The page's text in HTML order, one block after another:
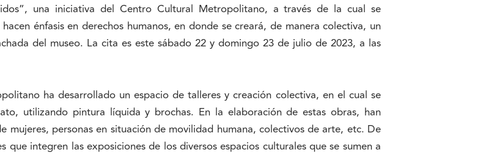
una iniciativa del Centro Cultural Metropolitano, a través de la cual se
énfasis en derechos humanos, en donde se creará, de manera colectiva, un
del museo. La cita es este sábado 22 y domingo 23 de julio de 2023, a las
ha desarrollado un espacio de talleres y creación colectiva, en el cual se
utilizando pintura líquida y brochas. En la elaboración de estas obras, han
mujeres, personas en situación de movilidad humana, colectivos de arte, etc. De
integren las exposiciones de los diversos espacios culturales que se sumen a